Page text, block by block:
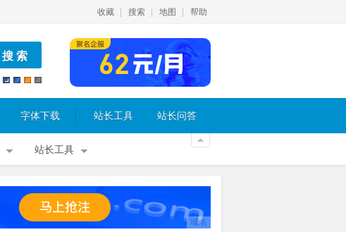
收藏 搜索 地图 帮助
字体下载 站长工具 站长问答
站长工具
域名